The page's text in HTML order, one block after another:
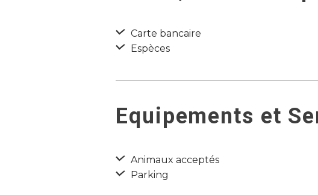
Carte bancaire
Espèces
Equipements et
Animaux acceptés
Parking